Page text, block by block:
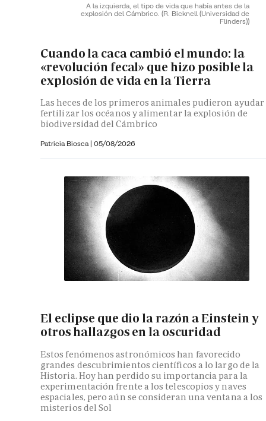
A la izquierda, el tipo de vida que había antes de la
explosión del Cámbrico. (R. Bicknell (Universidad de
Flinders))
Cuando la caca cambió el mundo: la
«revolución fecal» que hizo posible la
explosión de vida en la Tierra
Las heces de los primeros animales pudieron ayudar
fertilizar los océanos y alimentar la explosión de
biodiversidad del Cámbrico
Patricia Biosca | 05/08/2026
El eclipse que dio la razón a Einstein y
otros hallazgos en la oscuridad
Estos fenómenos astronómicos han favorecido
grandes descubrimientos científicos a lo largo de la
Historia. Hoy han perdido su importancia para la
experimentación frente a los telescopios y naves
espaciales, pero aún se consideran una ventana a los
misterios del Sol